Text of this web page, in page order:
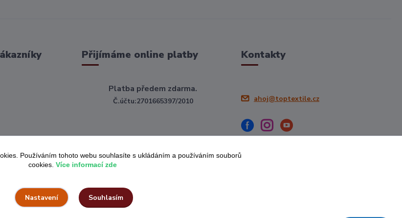
Přijímáme online platby
Platba předem zdarma.
Č.účtu:2701665397/2010
Kontakty
ahoj@toptextile.cz
Používáním tohoto webu souhlasíte s ukládáním a používáním souborů
cookies. Více informací zde
Nastavení Souhlasím